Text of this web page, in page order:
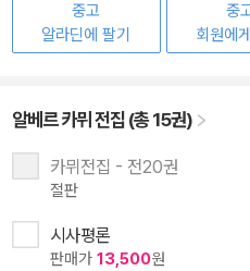
중고
알라딘에 팔기
중
회원에
알베르 카뮈 전집 (총 15권)
카뮈전집 - 전20권
절판
시사평론
판매가 13,500원